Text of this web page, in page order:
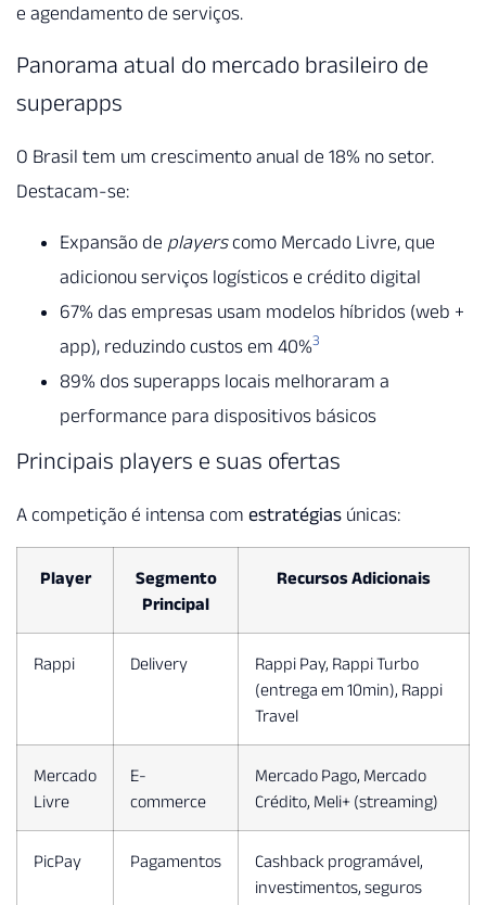
e agendamento de serviços.
Panorama atual do mercado brasileiro de
superapps
O Brasil tem um crescimento anual de 18% no setor.
Destacam-se:
Expansão de playerscomo Mercado Livre, que
adicionou serviços logísticos e crédito digital
67% das empresas usam modelos híbridos (web +
app), reduzindo custos em 40%3
89% dos superapps locais melhoraram a
performance para dispositivos básicos
Principais players e suas ofertas
A competição é intensa com estratégias únicas:
Player
Segmento
Principal
Recursos Adicionais
Rappi Delivery
Rappi Pay, Rappi Turbo
(entrega em 10min), Rappi
Travel
Mercado
Livre
E-
commerce
Mercado Pago, Mercado
Crédito, Meli+ (streaming)
PicPay Pagamentos
Cashback programável,
investimentos, seguros